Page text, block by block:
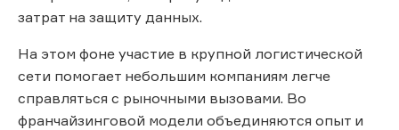
затрат на защиту данных.
На этом фоне участие в крупной логистической
сети помогает небольшим компаниям легче
справляться с рыночными вызовами. Во
франчайзинговой модели объединяются опыт и